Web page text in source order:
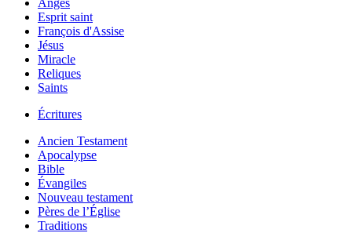
Anges
Esprit saint
François d'Assise
Jésus
Miracle
Reliques
Saints
Écritures
Ancien Testament
Apocalypse
Bible
Évangiles
Nouveau testament
Pères de l’Église
Traditions